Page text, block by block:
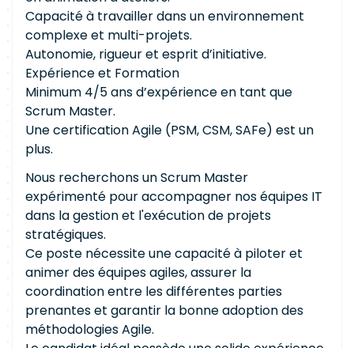
Capacité à travailler dans un environnement
complexe et multi-projets.
Autonomie, rigueur et esprit d’initiative.
Expérience et Formation
Minimum 4/5 ans d’expérience en tant que
Scrum Master.
Une certification Agile (PSM, CSM, SAFe) est un
plus.
Nous recherchons un Scrum Master
expérimenté pour accompagner nos équipes IT
dans la gestion et l'exécution de projets
stratégiques.
Ce poste nécessite une capacité à piloter et
animer des équipes agiles, assurer la
coordination entre les différentes parties
prenantes et garantir la bonne adoption des
méthodologies Agile.